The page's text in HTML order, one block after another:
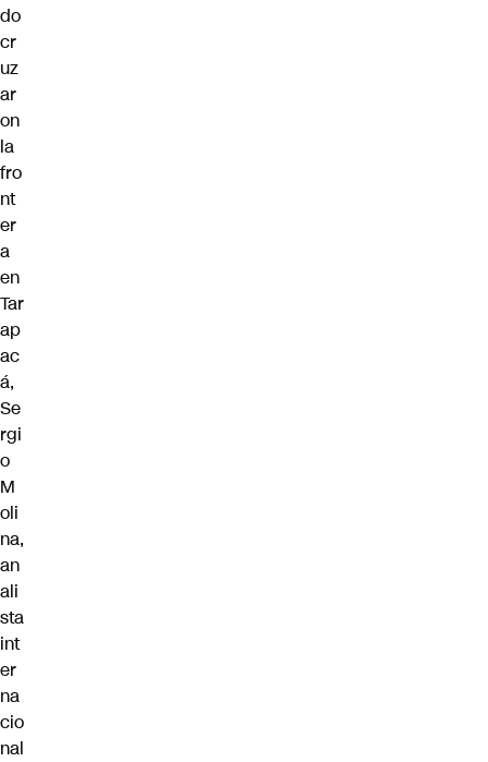
do
cr
uz
ar
on
la
fro
nt
er
a
en
Tar
ap
ac
á,
Se
rgi
o
M
oli
na,
an
ali
sta
int
er
na
cio
nal